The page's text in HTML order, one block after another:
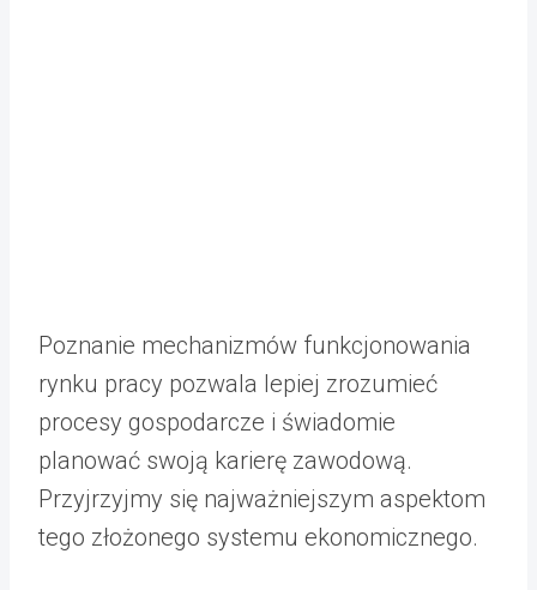
Poznanie mechanizmów funkcjonowania
rynku pracy pozwala lepiej zrozumieć
procesy gospodarcze i świadomie
planować swoją karierę zawodową.
Przyjrzyjmy się najważniejszym aspektom
tego złożonego systemu ekonomicznego.